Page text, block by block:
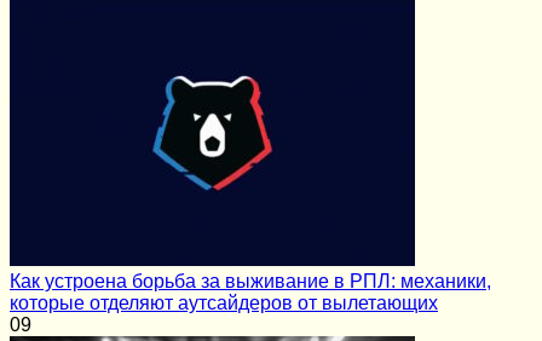
Как устроена борьба за выживание в РПЛ: механики,
которые отделяют аутсайдеров от вылетающих
09